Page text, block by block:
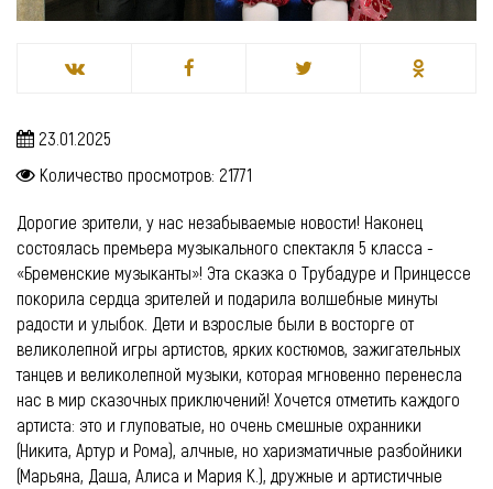
23.01.2025
Количество просмотров: 21771
Дорогие зрители, у нас незабываемые новости! Наконец
состоялась премьера музыкального спектакля 5 класса -
«Бременские музыканты»! Эта сказка о Трубадуре и Принцессе
покорила сердца зрителей и подарила волшебные минуты
радости и улыбок. Дети и взрослые были в восторге от
великолепной игры артистов, ярких костюмов, зажигательных
танцев и великолепной музыки, которая мгновенно перенесла
нас в мир сказочных приключений! Хочется отметить каждого
артиста: это и глуповатые, но очень смешные охранники
(Никита, Артур и Рома), алчные, но харизматичные разбойники
(Марьяна, Даша, Алиса и Мария К.), дружные и артистичные